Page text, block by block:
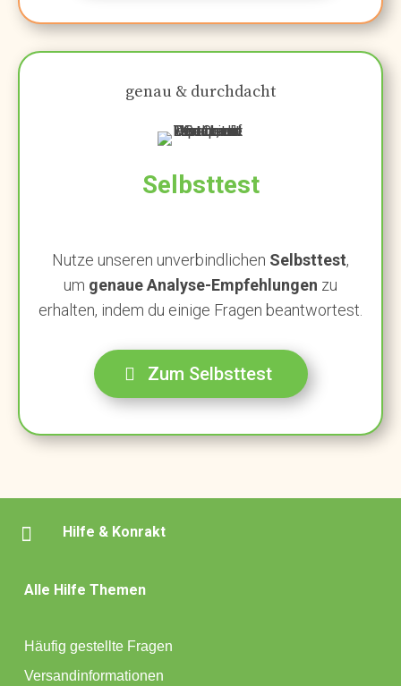
genau & durchdacht
Selbsttest
Nutze unseren unverbindlichen Selbsttest,
um genaue Analyse-Empfehlungen zu
erhalten, indem du einige Fragen beantwortest.
Zum Selbsttest
 Hilfe & Konrakt
Alle Hilfe Themen
Häufig gestellte Fragen
Versandinformationen